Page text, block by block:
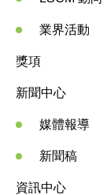
業界活動
獎項
新聞中心
媒體報導
新聞稿
資訊中心